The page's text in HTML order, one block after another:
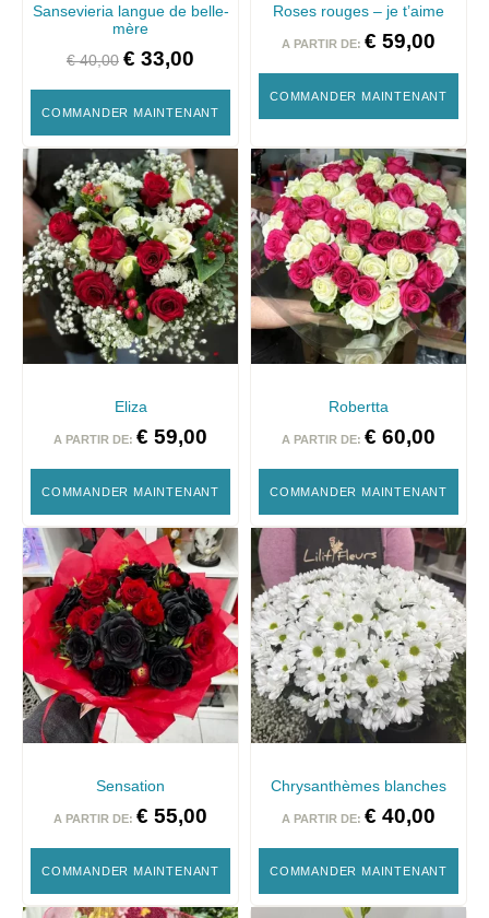
Sansevieria langue de belle-
mère
€40,00 € 33,00
COMMANDER MAINTENANT
Roses rouges – je t’aime
A PARTIR DE: € 59,00
COMMANDER MAINTENANT
Eliza
A PARTIR DE: € 59,00
COMMANDER MAINTENANT
Robertta
A PARTIR DE: € 60,00
COMMANDER MAINTENANT
Sensation
A PARTIR DE: € 55,00
COMMANDER MAINTENANT
Chrysanthèmes blanches
A PARTIR DE: € 40,00
COMMANDER MAINTENANT